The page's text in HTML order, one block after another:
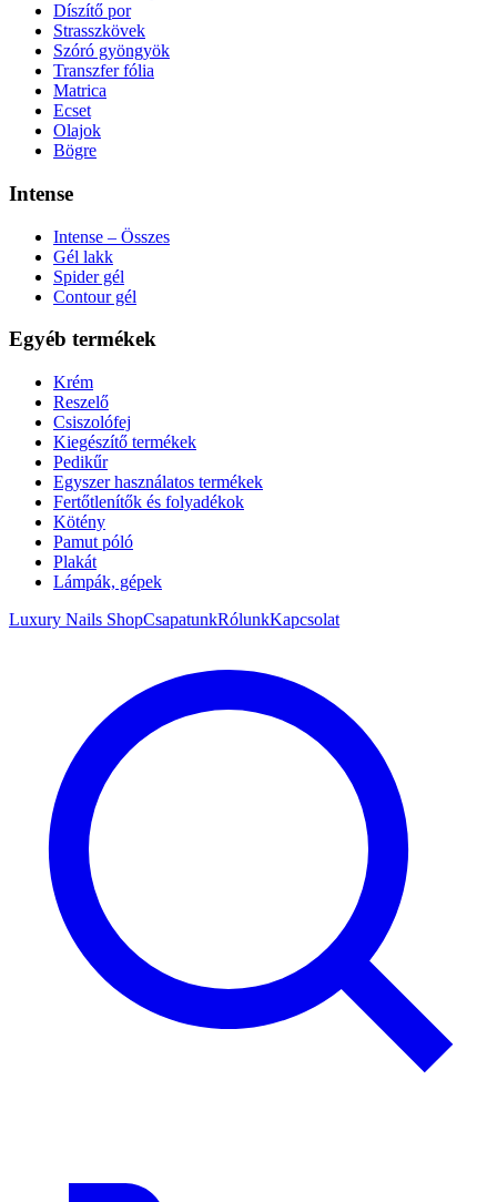
Díszítő por
Strasszkövek
Szóró gyöngyök
Transzfer fólia
Matrica
Ecset
Olajok
Bögre
Intense
Intense – Összes
Gél lakk
Spider gél
Contour gél
Egyéb termékek
Krém
Reszelő
Csiszolófej
Kiegészítő termékek
Pedikűr
Egyszer használatos termékek
Fertőtlenítők és folyadékok
Kötény
Pamut póló
Plakát
Lámpák, gépek
Luxury Nails ShopCsapatunkRólunkKapcsolat